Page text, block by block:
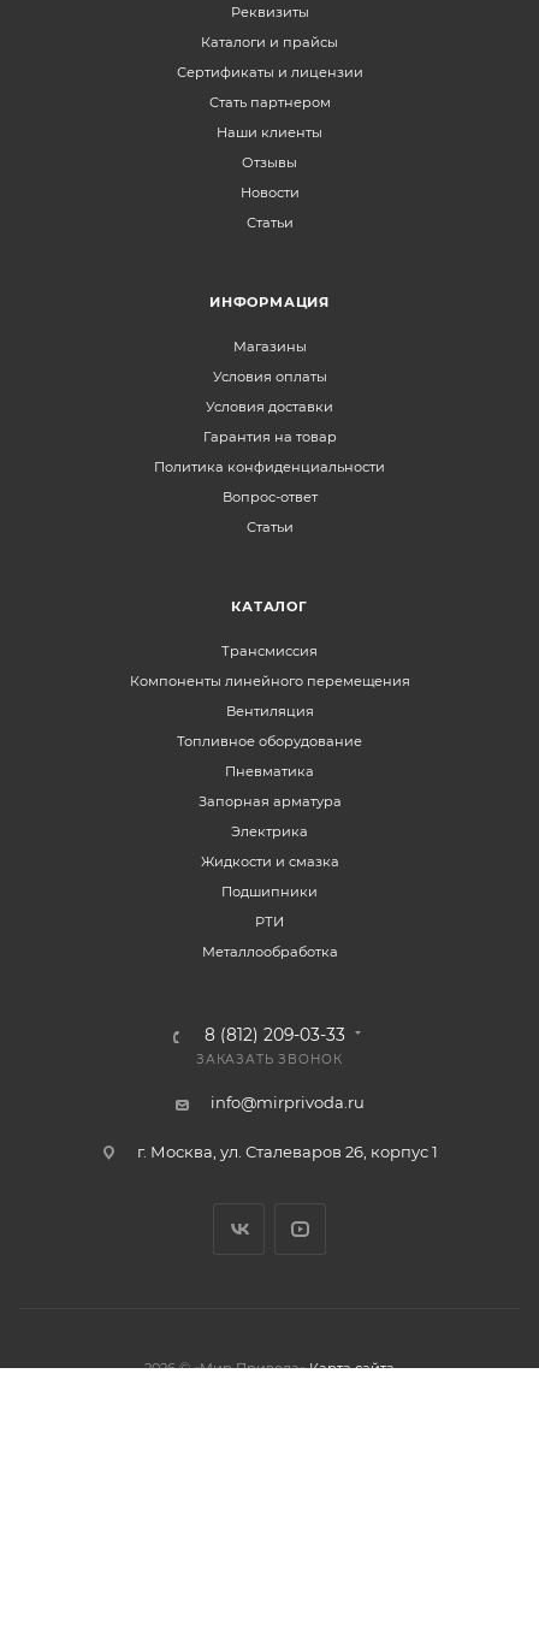
Реквизиты
Каталоги и прайсы
Сертификаты и лицензии
Стать партнером
Наши клиенты
Отзывы
Новости
Статьи
ИНФОРМАЦИЯ
Магазины
Условия оплаты
Условия доставки
Гарантия на товар
Политика конфиденциальности
Вопрос-ответ
Статьи
КАТАЛОГ
Трансмиссия
Компоненты линейного перемещения
Вентиляция
Топливное оборудование
Пневматика
Запорная арматура
Электрика
Жидкости и смазка
Подшипники
РТИ
Металлообработка
8 (812) 209-03-33
ЗАКАЗАТЬ ЗВОНОК
info@mirprivoda.ru
г. Москва, ул. Сталеваров 26, корпус 1
2026 © «Мир Привода» Карта сайта